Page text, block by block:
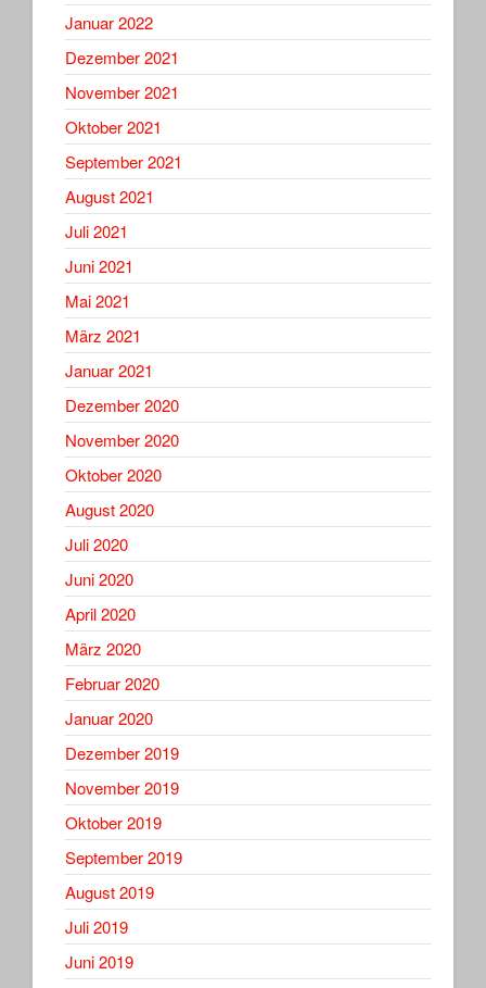
Januar 2022
Dezember 2021
November 2021
Oktober 2021
September 2021
August 2021
Juli 2021
Juni 2021
Mai 2021
März 2021
Januar 2021
Dezember 2020
November 2020
Oktober 2020
August 2020
Juli 2020
Juni 2020
April 2020
März 2020
Februar 2020
Januar 2020
Dezember 2019
November 2019
Oktober 2019
September 2019
August 2019
Juli 2019
Juni 2019